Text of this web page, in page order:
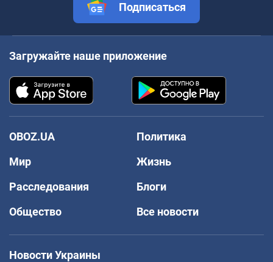
Подписаться
Загружайте наше приложение
OBOZ.UA
Политика
Мир
Жизнь
Расследования
Блоги
Общество
Все новости
Новости Украины